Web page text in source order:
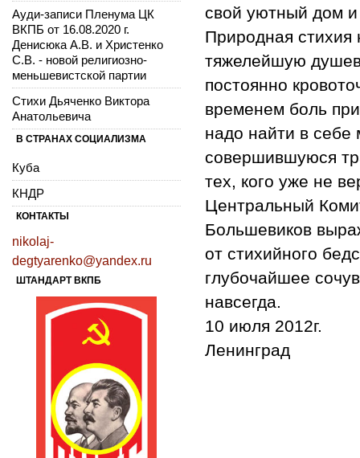
свой уютный дом и
Природная стихия
тяжелейшую
постоянно
временем боль
надо найти в себе
совершившуюся
тех, кого уже не
Центральный
Большевиков
от стихийного
глубочайшее
навсегда.
10 июля 2012г.
Ленинград
Ауди-записи Пленума ЦК
ВКПБ от 16.08.2020 г.
Денисюка А.В. и Христенко
С.В. - новой религиозно-
меньшевистской партии
Стихи Дьяченко Виктора
Анатольевича
В СТРАНАХ СОЦИАЛИЗМА
Куба
КНДР
КОНТАКТЫ
nikolaj-
degtyarenko@yandex.ru
ШТАНДАРТ ВКПБ